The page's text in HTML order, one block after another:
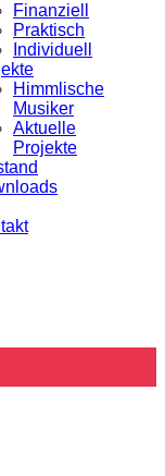
Finanziell
Praktisch
Individuell
Himmlische
Musiker
Aktuelle
Projekte